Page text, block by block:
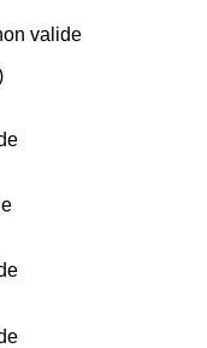
valide